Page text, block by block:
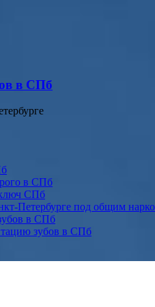
в СПб
в СПб
СПб
Петербурге под общим
в СПб
зубов в СПб